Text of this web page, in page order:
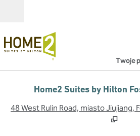
Twoje
Home2 Suites by Hilton
48 West Rulin Road, miasto Jiujiang,